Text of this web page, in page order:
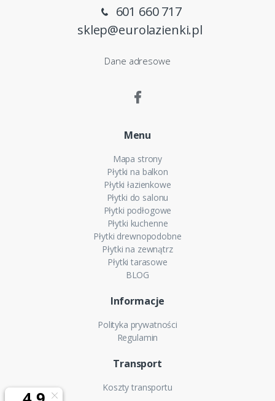
601 660 717
sklep@eurolazienki.pl
Dane adresowe
Menu
Mapa strony
Płytki na balkon
Płytki łazienkowe
Płytki do salonu
Płytki podłogowe
Płytki kuchenne
Płytki drewnopodobne
Płytki na zewnątrz
Płytki tarasowe
BLOG
Informacje
Polityka prywatności
Regulamin
Transport
Koszty transportu